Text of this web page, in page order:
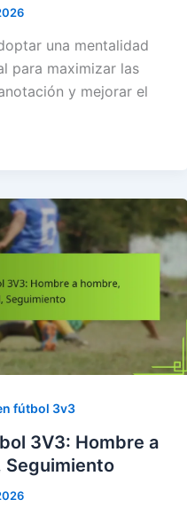
una mentalidad
para maximizar las
y mejorar el
fútbol 3v3
3V3: Hombre a
Seguimiento